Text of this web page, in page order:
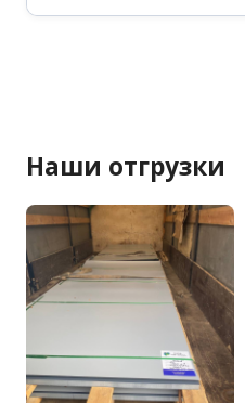
Наши отгрузки